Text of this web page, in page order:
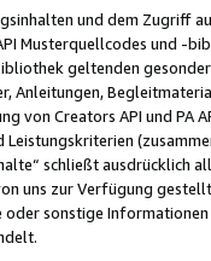
und dem Zugriff
Musterquellcodes und
geltenden
Anleitungen,
von Creators API und PA
schließt ausdrücklich
uns zur Verfügung
oder sonstige